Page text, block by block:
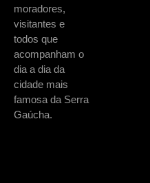
moradores,
visitantes e
todos que
acompanham o
dia a dia da
cidade mais
famosa da Serra
Gaúcha.